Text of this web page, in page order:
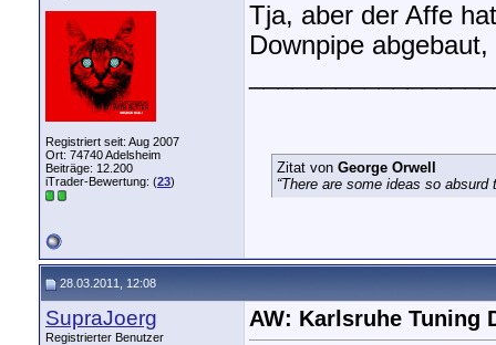
Registriert seit: Aug 2007
Ort: 74740 Adelsheim
Beiträge: 12.200
iTrader-Bewertung: (23)
Tja, aber der Affe
Downpipe
Zitat von George Orwell
“There are some ideas so
28.03.2011, 12:08
SupraJoerg
Registrierter Benutzer
AW: Karlsruhe Tuning